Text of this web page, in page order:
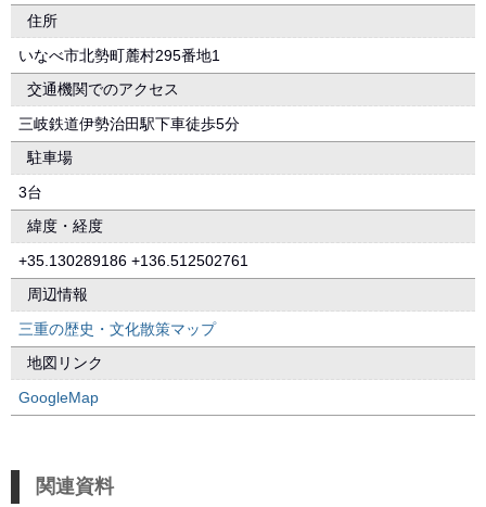
住所
いなべ市北勢町麓村295番地1
交通機関でのアクセス
三岐鉄道伊勢治田駅下車徒歩5分
駐車場
3台
緯度・経度
+35.130289186 +136.512502761
周辺情報
三重の歴史・文化散策マップ
地図リンク
GoogleMap
関連資料